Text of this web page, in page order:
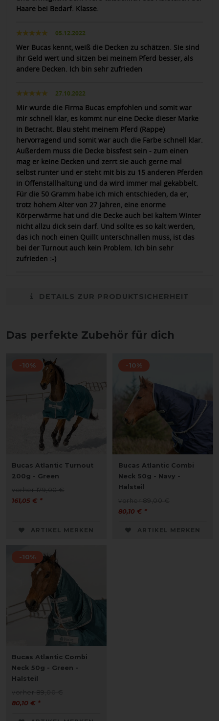
Haare bei Bedarf. Klasse.
05.12.2022
Wer Bucas kennt, weiß die Decken zu schätzen. Sie sind
ihr Geld wert und sitzen bei meinem Pferd besser, als
andere Decken. Ich bin sehr zufrieden
27.10.2022
Mir wurde die Firma Bucas empfohlen und somit war
mir schnell klar, es kommt nur eine Decke dieser Marke
in Betracht. Blau steht meinem Pferd (Rappe)
hervorragend und somit war auch die Farbe schnell klar.
Außerdem muss die Decke bissfest sein - zum einen
mag er keine Decken und zerrt sie auch gerne mal
selbst runter und er steht mit bis zu 15 anderen Pferden
in Offenstallhaltung und da wird immer mal gekabbelt.
Für die 50 Gramm habe ich mich entschieden, da er,
trotz hohem Alter von 27 Jahren, eine enorme
Körperwärme hat und die Decke auch bei kaltem Winter
nicht allzu dick sein darf. Und sollte es so kalt werden,
das ich noch einen Quillt unterschnallen muss, ist das
bei der Turnout auch kein Problem. Ich bin sehr
zufrieden :-)
DETAILS ZUR PRODUKTSICHERHEIT
Das perfekte Zubehör für dich
-10%
Bucas Atlantic Turnout
200g - Green
vorher 179,00 €
161,05 € *
ARTIKEL MERKEN
-10%
Bucas Atlantic Combi
Neck 50g - Navy -
Halsteil
vorher 89,00 €
80,10 € *
ARTIKEL MERKEN
-10%
Bucas Atlantic Combi
Neck 50g - Green -
Halsteil
vorher 89,00 €
80,10 € *